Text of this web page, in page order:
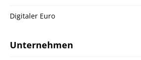
Digitaler Euro
Unternehmen